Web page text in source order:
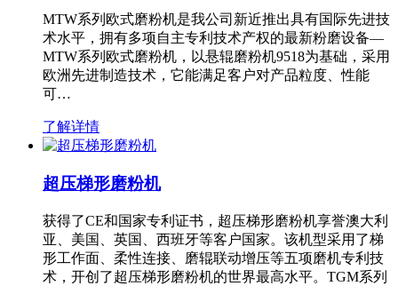
MTW系列欧式磨粉机是我公司新近推出具有国际先进技
术水平，拥有多项自主专利技术产权的最新粉磨设备—
MTW系列欧式磨粉机，以悬辊磨粉机9518为基础，采用
欧洲先进制造技术，它能满足客户对产品粒度、性能
可…
了解详情
超压梯形磨粉机
获得了CE和国家专利证书，超压梯形磨粉机享誉澳大利
亚、美国、英国、西班牙等客户国家。该机型采用了梯
形工作面、柔性连接、磨辊联动增压等五项磨机专利技
术，开创了超压梯形磨粉机的世界最高水平。TGM系列